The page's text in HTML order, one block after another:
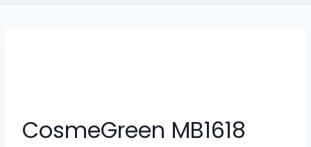
CosmeGreen MB1618